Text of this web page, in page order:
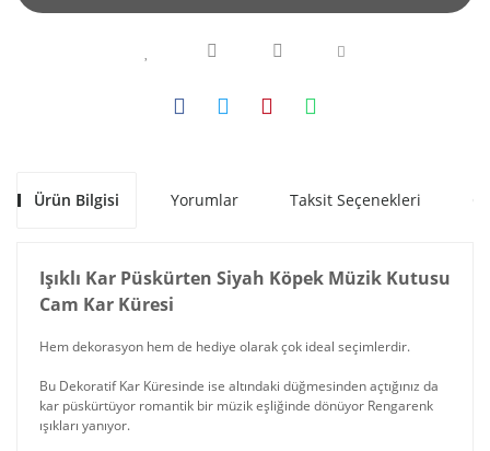
Ürün Bilgisi Yorumlar Taksit Seçenekleri
Işıklı Kar Püskürten Siyah Köpek Müzik Kutusu
Cam Kar Küresi
Hem dekorasyon hem de hediye olarak çok ideal seçimlerdir.
Bu Dekoratif Kar Küresinde ise altındaki düğmesinden açtığınız da
kar püskürtüyor romantik bir müzik eşliğinde dönüyor Rengarenk
ışıkları yanıyor.